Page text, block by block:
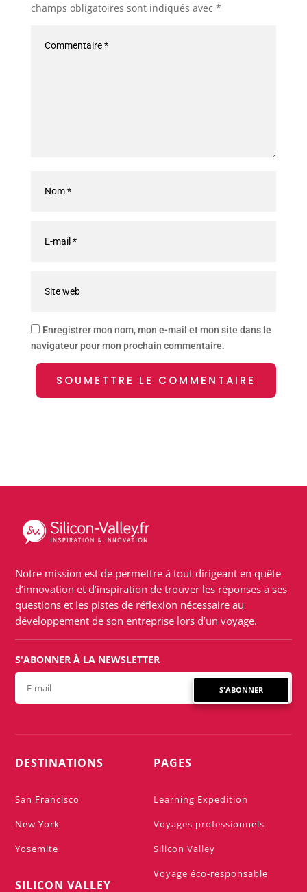
champs obligatoires sont indiqués avec *
Enregistrer mon nom, mon e-mail et mon site dans le
navigateur pour mon prochain commentaire.
SOUMETTRE LE COMMENTAIRE
Notre mission est de permettre à tout dirigeant en quête
d’innovation et d’inspiration de trouver les réponses à ses
questions et les pistes de réflexion nécessaire au
développement de son entreprise lors d’un voyage.
S'ABONNER À LA NEWSLETTER
S'ABONNER
DESTINATIONS
San Francisco
New York
Yosemite
SILICON VALLEY
PAGES
Learning Expedition
Voyages professionnels
Silicon Valley
Voyage éco-responsable